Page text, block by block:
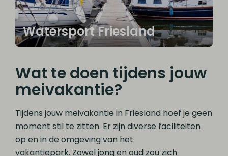
Watersport Friesland
Wat te doen tijdens jouw
meivakantie?
Tijdens jouw meivakantie in Friesland hoef je geen
moment stil te zitten. Er zijn diverse faciliteiten
op en in de omgeving van het
vakantiepark. Zowel jong en oud zou zich